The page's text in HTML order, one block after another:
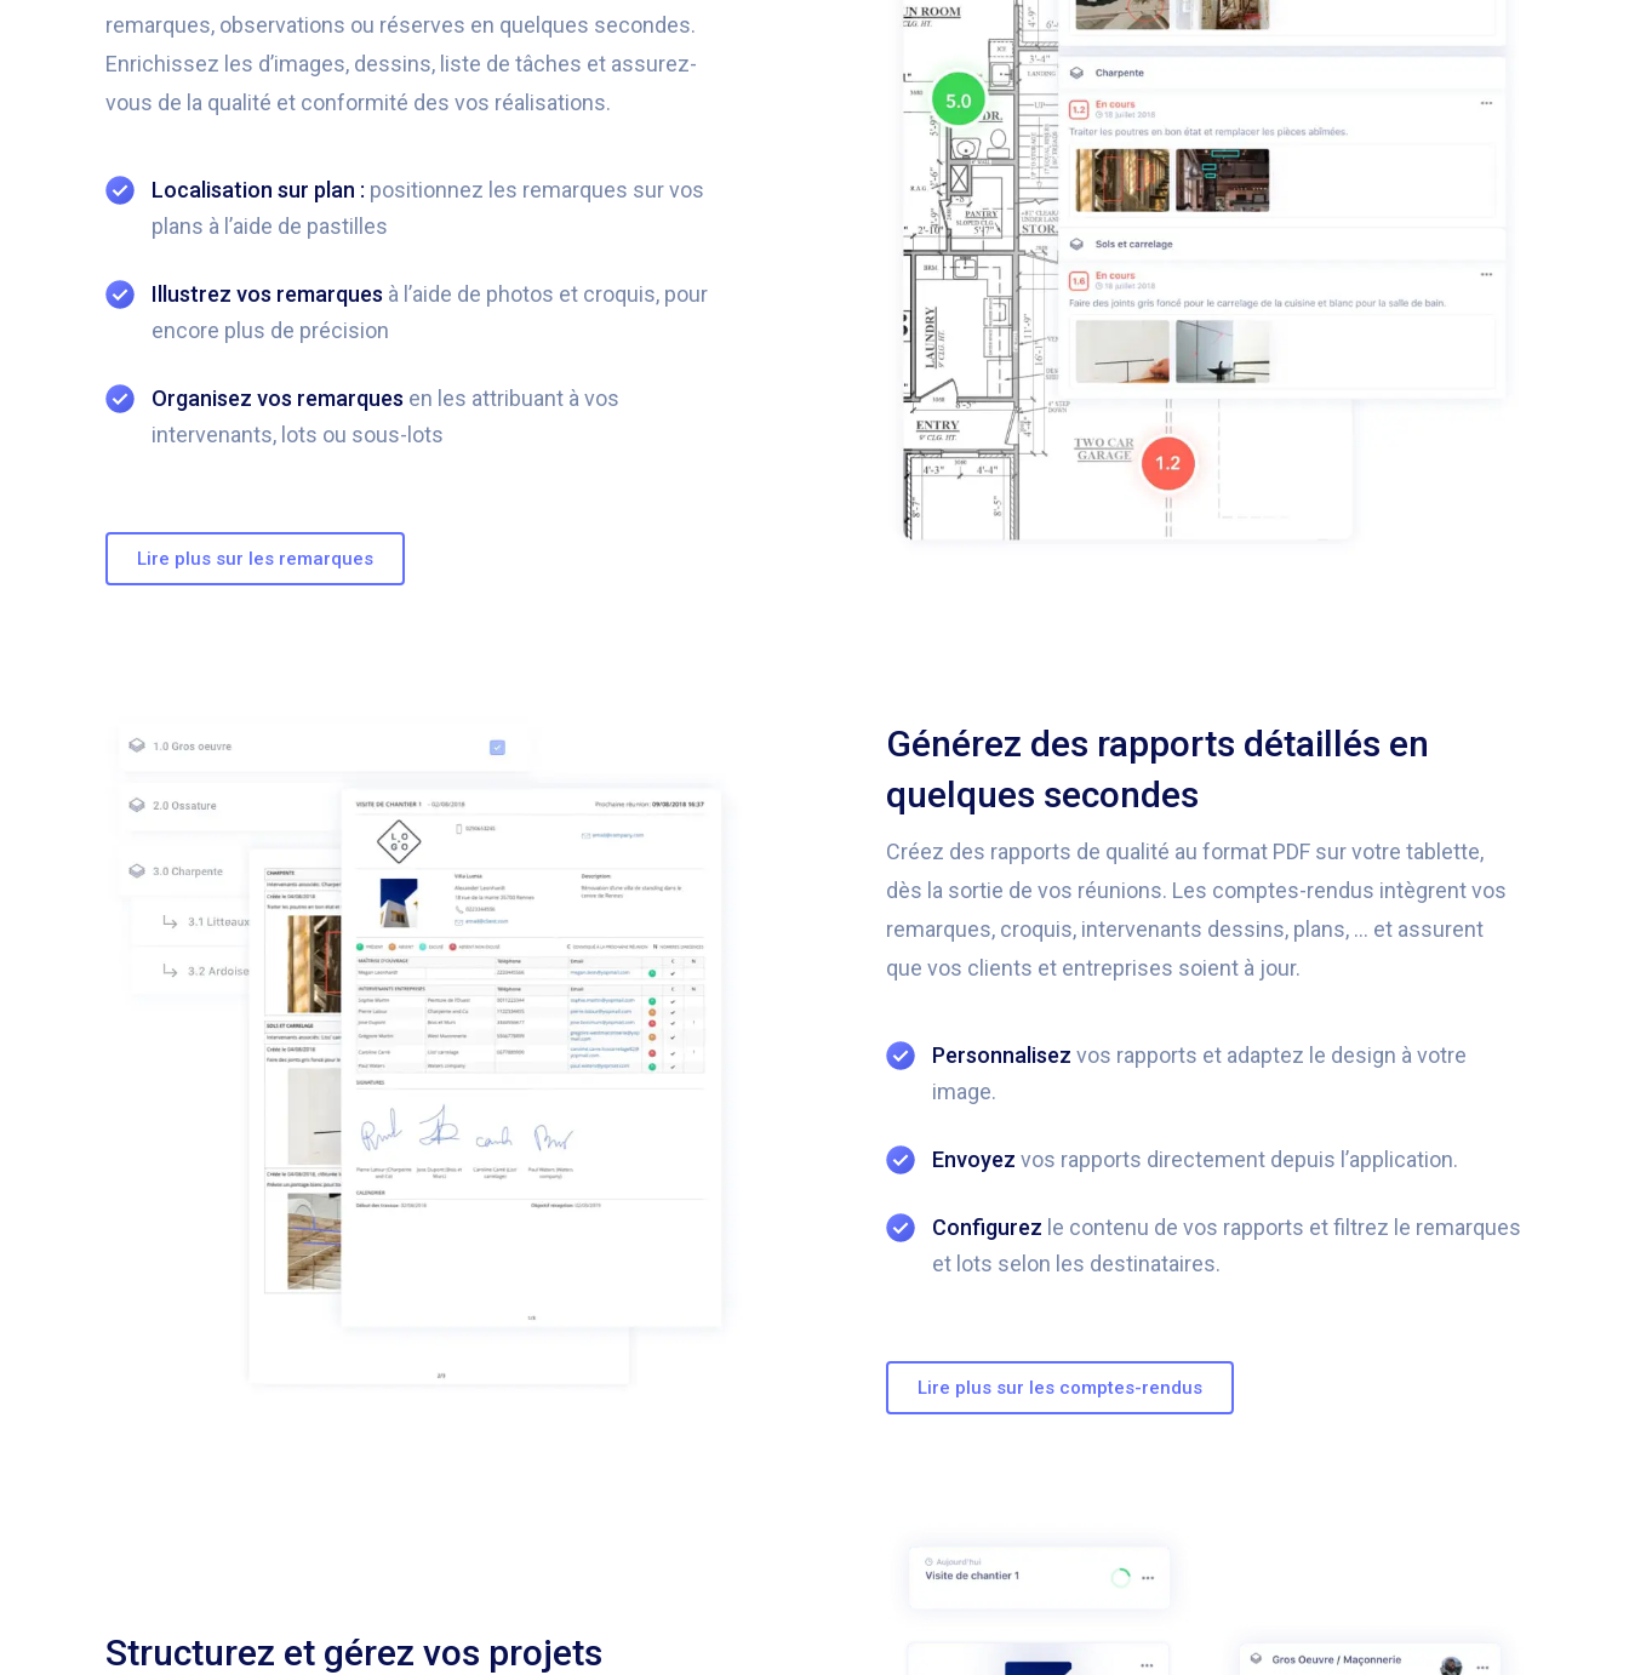
remarques, observations ou réserves en quelques secondes.
Enrichissez les d’images, dessins, liste de tâches et assurez-
vous de la qualité et conformité des vos réalisations.
Localisation sur plan : positionnez les remarques sur vos
plans à l’aide de pastilles
Illustrez vos remarques à l’aide de photos et croquis, pour
encore plus de précision
Organisez vos remarques en les attribuant à vos
intervenants, lots ou sous-lots
Lire plus sur les remarques
Générez des rapports détaillés en
quelques secondes
Créez des rapports de qualité au format PDF sur votre tablette,
dès la sortie de vos réunions. Les comptes-rendus intègrent vos
remarques, croquis, intervenants dessins, plans, … et assurent
que vos clients et entreprises soient à jour.
Personnalisez vos rapports et adaptez le design à votre
image.
Envoyez vos rapports directement depuis l’application.
Configurez le contenu de vos rapports et filtrez le remarques
et lots selon les destinataires.
Lire plus sur les comptes-rendus
Structurez et gérez vos projets